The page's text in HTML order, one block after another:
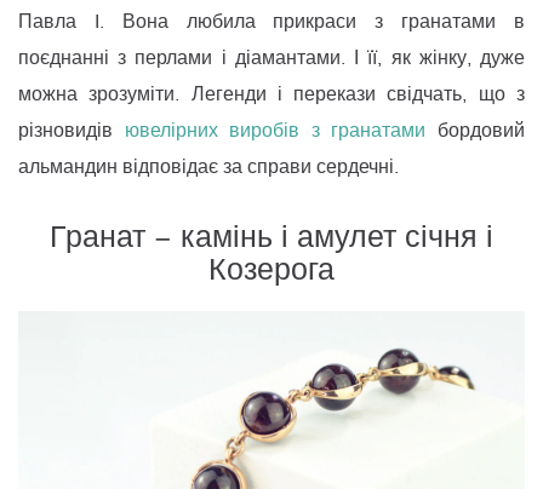
Павла I. Вона любила прикраси з гранатами в
поєднанні з перлами і діамантами. І її, як жінку, дуже
можна зрозуміти. Легенди і перекази свідчать, що з
різновидів ювелірних виробів з гранатами бордовий
альмандин відповідає за справи сердечні.
Гранат − камінь і амулет січня і
Козерога